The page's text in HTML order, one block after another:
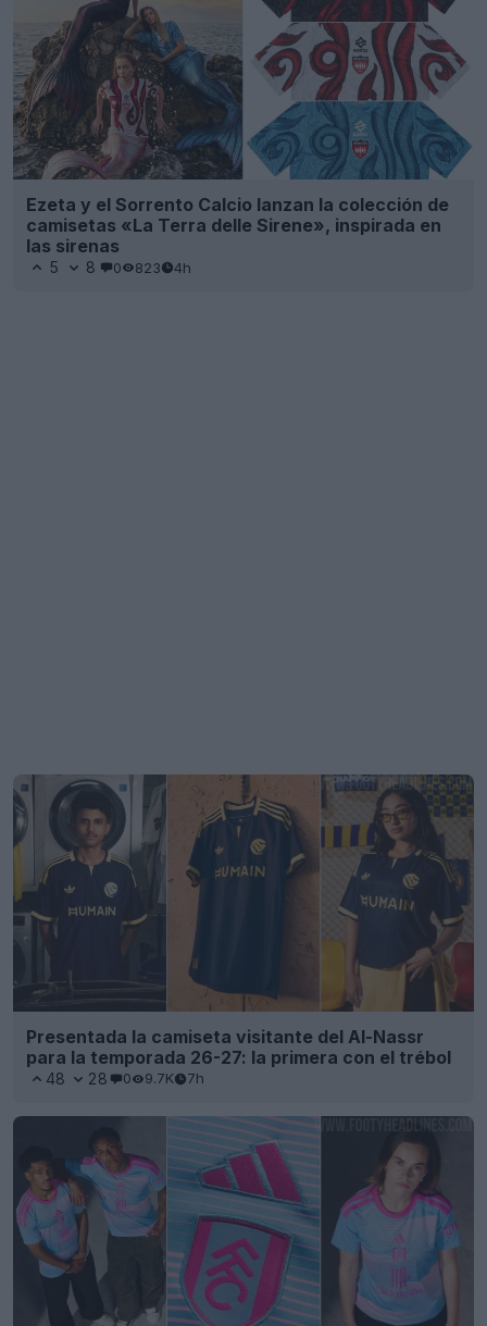
Ezeta y el Sorrento Calcio lanzan la colección de
camisetas «La Terra delle Sirene», inspirada en
las sirenas
5 8 0 823 4h
Presentada la camiseta visitante del Al-Nassr
para la temporada 26-27: la primera con el trébol
48 28 0 9.7K 7h